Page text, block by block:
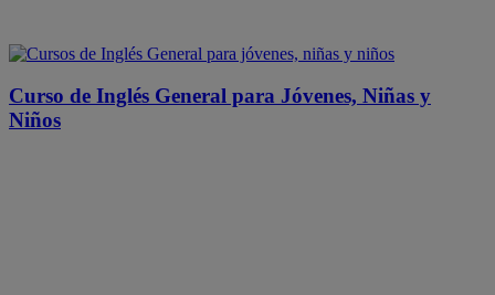
Curso de Inglés General para Jóvenes, Niñas y
Niños